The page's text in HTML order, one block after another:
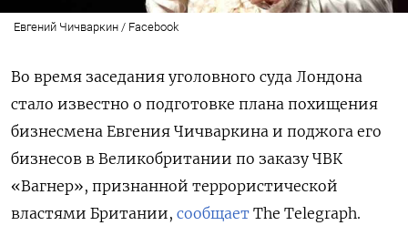
Евгений Чичваркин / Facebook
Во время заседания уголовного суда Лондона
стало известно о подготовке плана похищения
бизнесмена Евгения Чичваркина и поджога его
бизнесов в Великобритании по заказу ЧВК
«Вагнер», признанной террористической
властями Британии, сообщает The Telegraph.